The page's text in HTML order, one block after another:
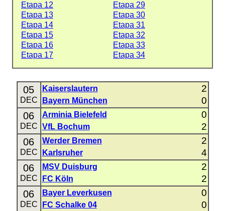
Etapa 12
Etapa 29
Etapa 13
Etapa 30
Etapa 14
Etapa 31
Etapa 15
Etapa 32
Etapa 16
Etapa 33
Etapa 17
Etapa 34
05
DEC
Kaiserslautern 2
Bayern München 0
06
DEC
Arminia Bielefeld 0
VfL Bochum 2
06
DEC
Werder Bremen 2
Karlsruher 4
06
DEC
MSV Duisburg 2
FC Köln 2
06
DEC
Bayer Leverkusen 0
FC Schalke 04 0